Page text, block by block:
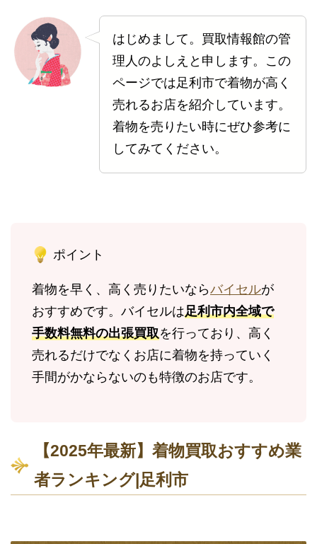
はじめまして。買取情報館の管
理人のよしえと申します。この
ページでは足利市で着物が高く
売れるお店を紹介しています。
着物を売りたい時にぜひ参考に
してみてください。
ポイント
着物を早く、高く売りたいならバイセルが
おすすめです。バイセルは足利市内全域で
手数料無料の出張買取を行っており、高く
売れるだけでなくお店に着物を持っていく
手間がかならないのも特徴のお店です。
【2025年最新】着物買取おすすめ業
者ランキング|足利市